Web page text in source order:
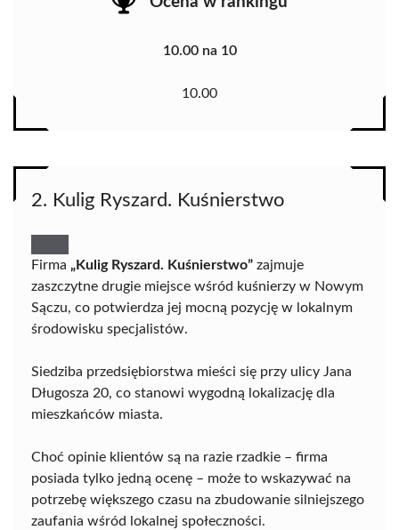
10.00 na 10
10.00
2. Kulig Ryszard. Kuśnierstwo
Firma „Kulig Ryszard. Kuśnierstwo” zajmuje
zaszczytne drugie miejsce wśród kuśnierzy w Nowym
Sączu, co potwierdza jej mocną pozycję w lokalnym
środowisku specjalistów.
Siedziba przedsiębiorstwa mieści się przy ulicy Jana
Długosza 20, co stanowi wygodną lokalizację dla
mieszkańców miasta.
Choć opinie klientów są na razie rzadkie – firma
posiada tylko jedną ocenę – może to wskazywać na
potrzebę większego czasu na zbudowanie silniejszego
zaufania wśród lokalnej społeczności.